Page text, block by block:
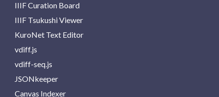
IIIF Curation Board
IIIF Tsukushi Viewer
KuroNet Text Editor
vdiff.js
vdiff-seq.js
JSONkeeper
Canvas Indexer